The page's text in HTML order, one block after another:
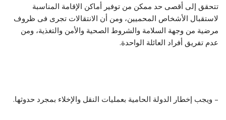
تتحقق إلى أقصى حد ممكن من توفير أماكن الإقامة المناسبة
لاستقبال الأشخاص المحميين، ومن أن الانتقالات تجرى فى ظروف
مرضية من وجهة السلامة والشروط الصحية والأمن والتغذية، ومن
عدم تفريق أفراد العائلة الواحدة.
– ويجب إخطار الدولة الحامية بعمليات النقل والإخلاء بمجرد حدوثها.